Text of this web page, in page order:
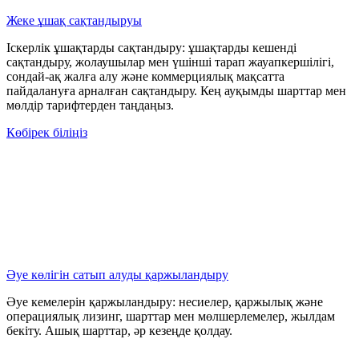
Жеке ұшақ сақтандыруы
Іскерлік ұшақтарды сақтандыру: ұшақтарды кешенді
сақтандыру, жолаушылар мен үшінші тарап жауапкершілігі,
сондай-ақ жалға алу және коммерциялық мақсатта
пайдалануға арналған сақтандыру. Кең ауқымды шарттар мен
мөлдір тарифтерден таңдаңыз.
Көбірек біліңіз
Әуе көлігін сатып алуды қаржыландыру
Әуе кемелерін қаржыландыру: несиелер, қаржылық және
операциялық лизинг, шарттар мен мөлшерлемелер, жылдам
бекіту. Ашық шарттар, әр кезеңде қолдау.